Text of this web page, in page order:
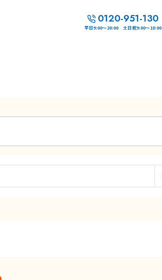
0120-951-130
平日9:00～20:00 土日祝9:00～18:00